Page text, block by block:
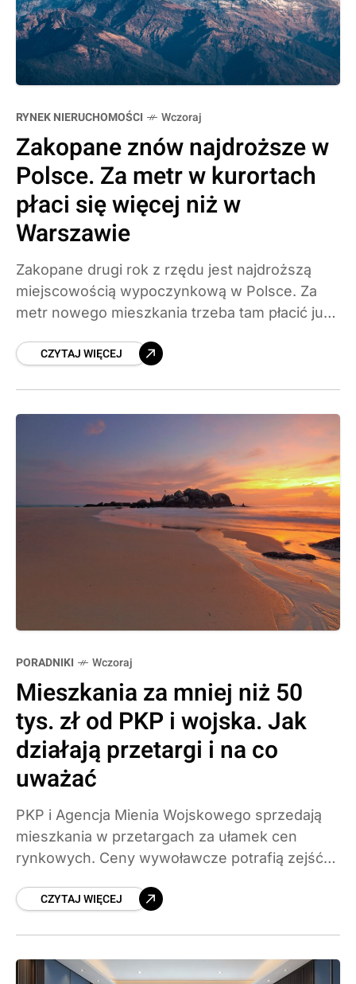
RYNEK NIERUCHOMOŚCI Wczoraj
Zakopane znów najdroższe w
Polsce. Za metr w kurortach
płaci się więcej niż w
Warszawie
Zakopane drugi rok z rzędu jest najdroższą
miejscowością wypoczynkową w Polsce. Za
metr nowego mieszkania trzeba tam płacić już
rankingu dominują kurorty nadmorskie.
CZYTAJ WIĘCEJ
PORADNIKI Wczoraj
Mieszkania za mniej niż 50
tys. zł od PKP i wojska. Jak
działają przetargi i na co
uważać
PKP i Agencja Mienia Wojskowego sprzedają
mieszkania w przetargach za ułamek cen
rynkowych. Ceny wywoławcze potrafią zejść
niemal o połowę niższa niż na wolnym rynku.
kosztowną pułapkę.
CZYTAJ WIĘCEJ